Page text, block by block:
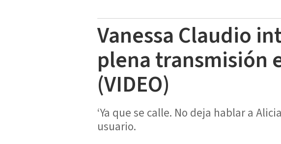
Vanessa Claudio
plena transmisión
(VIDEO)
‘Ya que se calle. No deja hablar a
usuario.